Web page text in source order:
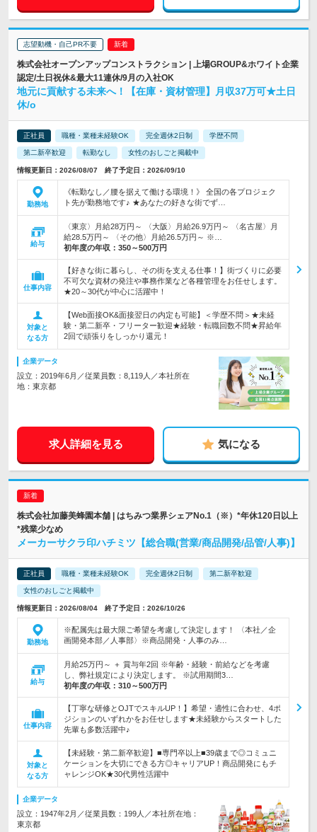
志望動機・自己PR不要
株式会社オープンアップコンストラクション | 上場GROUP&ホワイト企業
認定/土日祝休&最大11連休/9月の入社OK
地元に貢献する未来へ！【在庫・資材管理】月収37万可★土日
休/o
正社員 職種・業種未経験OK 完全週休2日制 学歴不問
第二新卒歓迎 転勤なし 女性のおしごと掲載中
情報更新日：2026/08/07 終了予定日：2026/09/10
勤務地
《転勤なし／腰を据えて働ける環境！》 全国の各プロジェク
ト先が勤務地です♪ ★あなたの好きな街でず…
給与
〈東京〉月給28万円～ 〈大阪〉月給26.9万円～ 〈名古屋〉月
給28.5万円～ 〈その他〉月給26.5万円～ ※…
初年度の年収： 350～500万円
仕事内容
【好きな街に暮らし、その街を支える仕事！】街づくりに必要
不可欠な資材の発注や事務作業など各種管理をお任せします。
★20～30代が中心に活躍中！
対象と
なる方
【Web面接OK&面接翌日の内定も可能】＜学歴不問＞★未経
験・第二新卒・フリーター歓迎★経験・転職回数不問★昇給年
2回で頑張りをしっかり還元！
企業データ
設立：2019年6月／従業員数：8,119人／本社所在
地：東京都
求人詳細を見る 気になる
株式会社加藤美蜂園本舗 | はちみつ業界シェアNo.1（※）*年休120日以上
*残業少なめ
メーカーサクラ印ハチミツ【総合職(営業/商品開発/品管/人事)】
正社員 職種・業種未経験OK 完全週休2日制 第二新卒歓迎
女性のおしごと掲載中
情報更新日：2026/08/04 終了予定日：2026/10/26
勤務地
※配属先は最大限ご希望を考慮して決定します！ 〈本社／企
画開発本部／人事部〉※商品開発・人事のみ…
給与
月給25万円～ ＋ 賞与年2回 ※年齢・経験・前給などを考慮
し、弊社規定により決定します。 ※試用期間3…
初年度の年収： 310～500万円
仕事内容
【丁寧な研修とOJTでスキルUP！】希望・適性に合わせ、4ポ
ジションのいずれかをお任せします★未経験からスタートした
先輩も多数活躍中♪
対象と
なる方
【未経験・第二新卒歓迎】■専門卒以上■39歳まで◎コミュニ
ケーションを大切にできる方◎キャリアUP！商品開発にもチ
ャレンジOK★30代男性活躍中
企業データ
設立：1947年2月／従業員数：199人／本社所在地：
東京都